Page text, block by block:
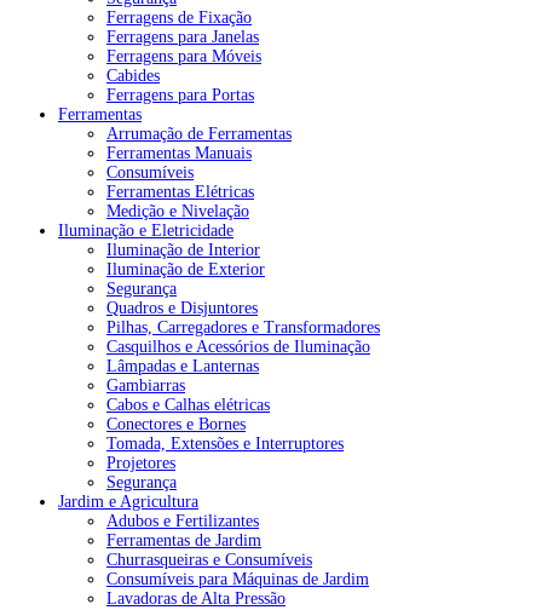
Ferragens de Fixação
Ferragens para Janelas
Ferragens para Móveis
Cabides
Ferragens para Portas
Ferramentas
Arrumação de Ferramentas
Ferramentas Manuais
Consumíveis
Ferramentas Elétricas
Medição e Nivelação
Iluminação e Eletricidade
Iluminação de Interior
Iluminação de Exterior
Segurança
Quadros e Disjuntores
Pilhas, Carregadores e Transformadores
Casquilhos e Acessórios de Iluminação
Lâmpadas e Lanternas
Gambiarras
Cabos e Calhas elétricas
Conectores e Bornes
Tomada, Extensões e Interruptores
Projetores
Segurança
Jardim e Agricultura
Adubos e Fertilizantes
Ferramentas de Jardim
Churrasqueiras e Consumíveis
Consumíveis para Máquinas de Jardim
Lavadoras de Alta Pressão